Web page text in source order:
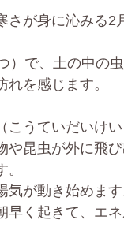
さが身に沁みる
）で、土の中の
を感じます。
こうていだいけ
や昆虫が外に飛
が動き始めます
早く起きて、エ